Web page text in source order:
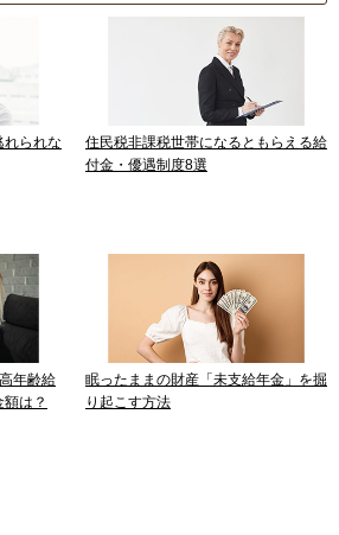
れられな
住民税非課税世帯になるともらえる給
付金・優遇制度8選
年齢給
は？
眠ったままの財産「未支給年金」を掘
り起こす方法